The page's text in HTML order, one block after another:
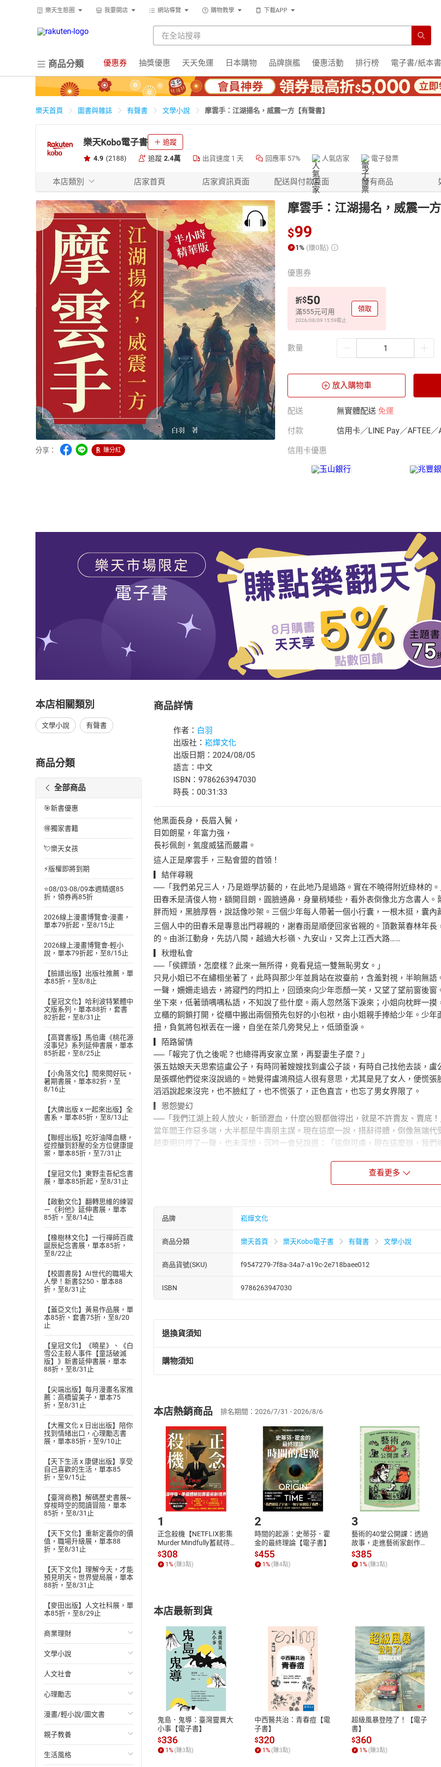
樂天生態圈 我要開店 網站導覽 購物教學 下載APP
商品分類 優惠券 抽獎優惠 天天免運 日本購物 品牌旗艦 優惠活動 排行榜 電子書/紙本書
樂天首頁 圖書與雜誌 有聲書 文學小說 摩雲手：江湖揚名，威震一方【有聲書】
樂天Kobo電子書 追蹤
4.9 (2188) 追蹤 2.4萬 出貨速度 1 天 回應率 57% 人氣店家 電子發票
本店類別 店家首頁 店家資訊頁面 配送與付款頁面 所有商品
分享： 賺分紅
摩雲手：江湖揚名，威震一
$99
1% (賺0點)
優惠券
折$50
滿555元可用
2026/08/09 15:59截止
領取
數量
放入購物車
配送 無實體配送 免運
付款 信用卡／LINE Pay／AFTEE／
信用卡優惠
本店相關類別
文學小說 有聲書
商品分類
全部商品
🎯新書優惠
🉐獨家書籍
💘樂天女孩
⚡版權即將到期
⭐08/03-08/09本週精選85
折，領券再85折
2026線上漫畫博覽會-漫畫，
單本79折起，至8/15止
2026線上漫畫博覽會-輕小
說，單本79折起，至8/15止
【臉譜出版】出版社推薦，單
本85折，至8/8止
【皇冠文化】哈利波特繁體中
文版系列，單本88折，套書
82折起，至8/31止
【高寶書版】馬伯庸《桃花源
沒事兒》系列延伸書展，單本
85折起，至8/25止
【小角落文化】閱來閱好玩，
暑期書展，單本82折，至
8/16止
【大牌出版 x 一起來出版】全
書系，單本85折，至8/13止
【聯經出版】吃好油降血糖，
從控醣到舒壓的全方位健康提
案，單本85折，至7/31止
【皇冠文化】東野圭吾紀念書
展，單本85折起，至8/31止
【啟動文化】翻轉思維的練習
－《利他》延伸書展，單本
85折，至8/14止
【橡樹林文化】一行禪師百歲
誕辰紀念書展，單本85折，
至8/22止
【校園書房】AI世代的職場大
人學！新書$250、單本88
折，至8/31止
【蓋亞文化】黃易作品展，單
本85折、套書75折，至8/20
止
【皇冠文化】《曉星》、《白
雪公主殺人事件【童話破滅
版】》新書延伸書展，單本
88折，至8/31止
【尖端出版】每月漫畫名家推
薦：高橋留美子，單本75
折，至8/31止
【大雁文化 x 日出出版】陪你
找到情緒出口，心理勵志書
展，單本85折，至9/10止
【天下生活 x 康健出版】享受
自己喜歡的生活，單本85
折，至9/15止
【臺灣商務】解碼歷史書展~
穿梭時空的閱讀冒險，單本
85折，至8/31止
【天下文化】重新定義你的價
值，職場升級展，單本88
折，至8/31止
【天下文化】理解今天，才能
預見明天。世界變局展，單本
88折，至8/31止
【麥田出版】人文社科展，單
本85折，至8/29止
商業理財
投資理財
經濟/趨勢
財務/金融
管理/領導
職場工作術
成功法
文學小說
歐美文學
日本文學
韓國文學
華文文學
經典文學
人文社會
國際關係
政治
社會科學
台灣/中國歷史
心理勵志
心靈成長/情緒
人際關係
兩性關係
漫畫/輕小說/圖文書
輕小說
奇幻/科幻
親子教養
教育現場
生活風格
商品詳情
作者： 白羽
出版社： 崧燁文化
出版日期：2024/08/05
語言：中文
ISBN：9786263947030
時長：00:31:33
他黑面長身，長眉入鬢，
目如朗星，年富力強，
長衫佩劍，氣度威猛而嚴肅。
這人正是摩雲手，三點會盟的首領！
▎結伴尋親
──「我們弟兄三人，乃是遊學訪藝的，在此地乃是過路。實在不曉得附近綠林的
田春禾是清俊人物，額開目朗，圓臉通鼻，身量稍矮些，看外表倒像北方念書人
胖而短，黑臉厚唇，說話像吵架。三個少年每人帶著一個小行囊，一根木挺，囊內
三個人中的田春禾是專意出門尋親的，謝春雨是順便回家省親的。頂數葉春林年
的。由浙江動身，先訪八閩，越過大杉嶺、九安山，又奔上江西大路……
▎秋燈私會
──「侯鏢頭，怎麼樣？此來一無所得，竟看見這一雙無恥男女。」
只見小姐已不在繡榻坐著了，此時與那少年並肩站在妝臺前，含羞對視，半晌無
一聲，姍姍走過去，將寢門的閂扣上，回頭來向少年恧顏一笑，又望了望前窗後
坐下來，低著頭喁喁私語，不知說了些什麼。兩人忽然落下淚來；小姐向枕畔一
立櫃的銅鎖打開，從櫃中搬出兩個預先包好的小包袱，由小姐親手捧給少年。少
扭，負氣將包袱丟在一邊，自坐在茶几旁凳兒上，低頭垂淚。
▎陌路留情
──「報完了仇之後呢？也總得再安家立業，再娶妻生子麼？」
張五姑娘天天思索這盧公子，有時同著嫂嫂找到盧公子談，有時自己找他去談，
是張蝶他們從來沒說過的。她覺得盧鴻飛這人很有意思，尤其是見了女人，便慌
滔滔說起來沒完，也不臉紅了，也不慌張了，正色直言，也忘了男女界限了。
▎恩怨變幻
──「我們江湖上殺人放火，斬頭瀝血，什麼凶狠都做得出，就是不許賣友、賣底
當年閻王作惡多端，大半都是牛壽朋主謀。現在這麼一說，措辭得體，倒像無端代
趙東明只哼了一聲，也未深想，沉吟一會兒說道：「這倒可慮，現在這麼辦，我
露出替人報仇了。」趙東明道：「那麼索性就擱在周端五、陸鼎九兩位身上，想
難，遇到父親田伯年的同道友人相救，此人竟是三點會盟的豪傑之一……
查看更多
品牌 崧燁文化
商品分類 樂天首頁 樂天Kobo電子書 有聲書 文學小說
商品貨號(SKU) f9547279-7f8a-34a7-a19c-2e718baee012
ISBN 9786263947030
退換貨須知
退換貨規定：
(一)依消費者保護法第19條第1項後段暨通訊交易解除權合理例外情事適用
(二)消費者訂購本店鋪之商品即代表知悉本店鋪所銷售之商品為電子書，
且已下載/存取電子書，不得請求退貨退款。
退貨方式：您欲取消訂單或辦理退貨時，請登入樂天市場，並於「我的訂單
貨」，本店鋪將依您的申請進行審核，待審核通過後將為您辦理退款事宜。
請注意，樂天市場須以整筆訂單為單位進行取消/退貨，恕無法以單支商品取
購物須知
挑選商品
Choose
放入購物車
Shopping cart
登入帳號
Login
購書後，如何開始使用？
Step1.選擇閱讀載具 Step2.登入
付款方式
ATM轉帳、信用卡、LINE PAY、AFTEE
退換貨規範
本店是否提供消費者保護法七日猶
之權利，遽消費者保護法及通訊交
除權合理例外情事適用準則，依商
質各有不同規定。詳細退換貨說明
照各商品說明。
本店熱銷商品 排名期間：2026/7/31 - 2026/8/6
1
正念殺機【NETFLIX影集
Murder Mindfully蓄弒待
發】【電子書】
$308
1 % (賺3點)
2
時間的起源：史蒂芬．霍
金的最終理論【電子書】
$455
1 % (賺4點)
3
藝術的40堂公開課：透過
故事，走進藝術家創作現
場，看藝術如何誕生、如
何形塑人類生活【電子
書】
$385
1 % (賺3點)
本店最新到貨
鬼島．鬼導：臺灣靈異大
小事【電子書】
$336
1 % (賺3點)
中西醫共治：青春痘【電
子書】
$320
1 % (賺3點)
超級風暴登陸了！【電子
書】
$360
1 % (賺3點)